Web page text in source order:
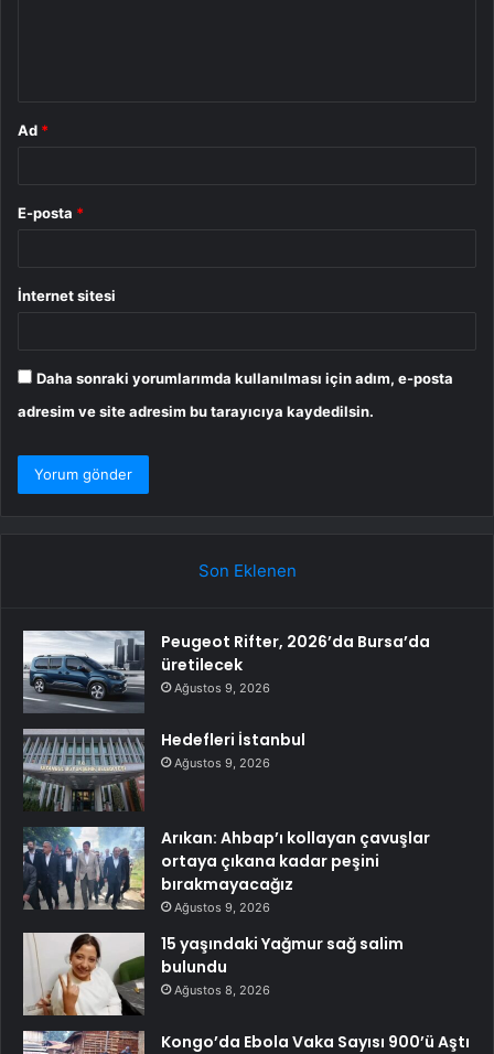
Ad *
E-posta *
İnternet sitesi
Daha sonraki yorumlarımda kullanılması için adım, e-posta
adresim ve site adresim bu tarayıcıya kaydedilsin.
Son Eklenen
Peugeot Rifter, 2026’da Bursa’da
üretilecek
Ağustos 9, 2026
Hedefleri İstanbul
Ağustos 9, 2026
Arıkan: Ahbap’ı kollayan çavuşlar
ortaya çıkana kadar peşini
bırakmayacağız
Ağustos 9, 2026
15 yaşındaki Yağmur sağ salim
bulundu
Ağustos 8, 2026
Kongo’da Ebola Vaka Sayısı 900’ü Aştı